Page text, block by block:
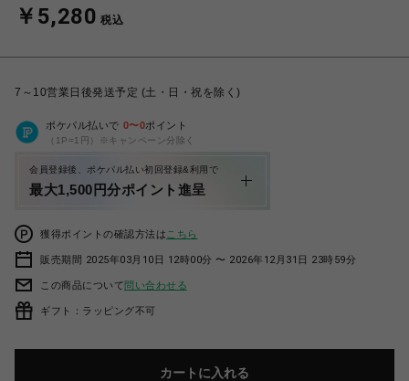
￥5,280 税込
7～10営業日後発送予定 (土・日・祝を除く)
ポケパル払いで 0〜0ポイント
（1P=1円）※キャンペーン分除く
会員登録後、ポケパル払い初回登録&利用で
最大1,500円分ポイント進呈
獲得ポイントの確認方法は こちら
販売期間 2025年03月10日 12時00分 〜 2026年12月31日 23時59分
この商品について問い合わせる
ギフト：ラッピング不可
カートに入れる